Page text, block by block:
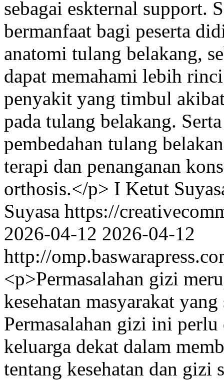
sebagai eskternal support.
bermanfaat bagi peserta
anatomi tulang belakang,
dapat memahami lebih
penyakit yang timbul
pada tulang belakang.
pembedahan tulang
terapi dan penanganan
orthosis.</p> I Ketut
Suyasa https://
2026-04-12 2026-04-12
http://
<p>Permasalahan gizi
kesehatan masyarakat
Permasalahan gizi ini
keluarga dekat dalam
tentang kesehatan dan gizi